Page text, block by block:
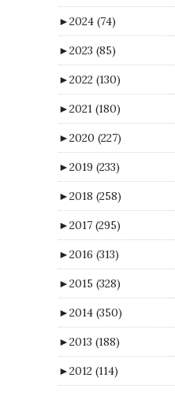
►2024 (74)
►2023 (85)
►2022 (130)
►2021 (180)
►2020 (227)
►2019 (233)
►2018 (258)
►2017 (295)
►2016 (313)
►2015 (328)
►2014 (350)
►2013 (188)
►2012 (114)